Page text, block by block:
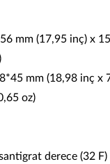
mm (17,95 inç) x
mm (18,98 inç x
oz)
santigrat derece (32 F)